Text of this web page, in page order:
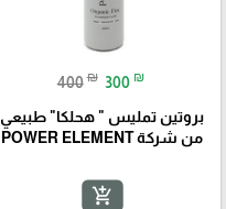
400 ₪ 300 ₪
بروتين تمليس " هحلكا" طبيعي
من شركة POWER ELEMENT
add_shopping_cart